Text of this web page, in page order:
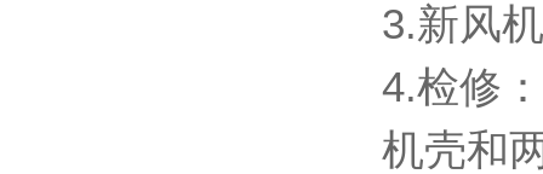
3.新风
4.检修
机壳和